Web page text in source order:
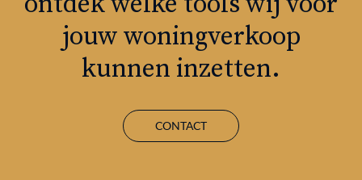
jouw woningverkoop
kunnen inzetten.
CONTACT